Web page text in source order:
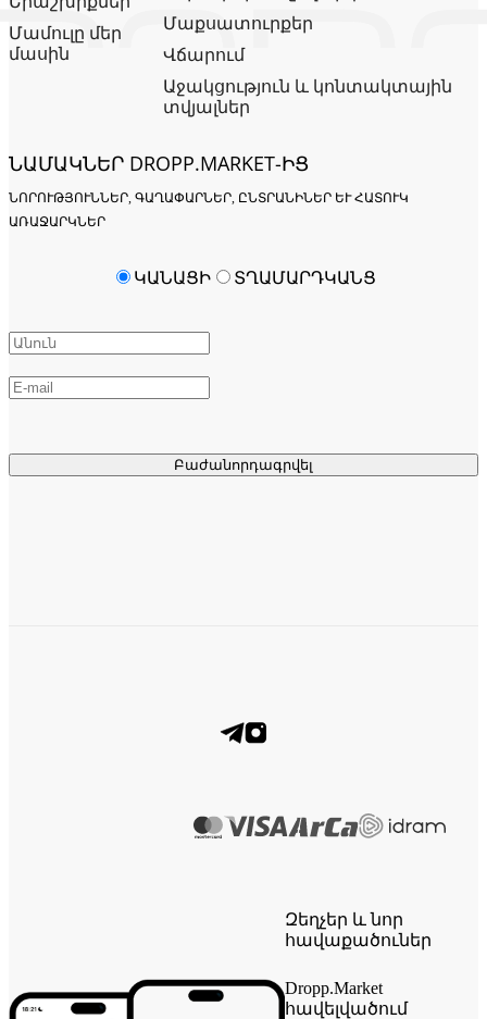
Մամուլը մեր
մասին
Մաքսատուրքեր
Վճարում
Աջակցություն և կոնտակտային
տվյալներ
ՆԱՄԱԿՆԵՐ DROPP.MARKET-ԻՑ
ՆՈՐՈՒԹՅՈՒՆՆԵՐ, ԳԱՂԱՓԱՐՆԵՐ, ԸՆՏՐԱՆԻՆԵՐ ԵՒ ՀԱՏՈՒԿ Ա
ՌԱՋԱՐԿՆԵՐ
Բաժանորդագրվել
ԿԱՆԱՑԻ ՏՂԱՄԱՐԴԿԱՆՑ
Զեղչեր և նոր
հավաքածուներ
Dropp.Market
հավելվածում